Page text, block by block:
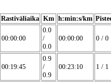
Rastiväliaika Km h:min:s/km
00:00:00
0.0
/
0.0
00:00:00 0 / 0
00:19:45
0.9
/
0.9
00:23:10 1 / 1